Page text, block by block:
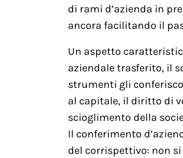
di rami d’azienda in
ancora facilitando il
Un aspetto
aziendale trasferito, il
strumenti gli
al capitale, il diritto di
scioglimento della
Il conferimento
del corrispettivo: non